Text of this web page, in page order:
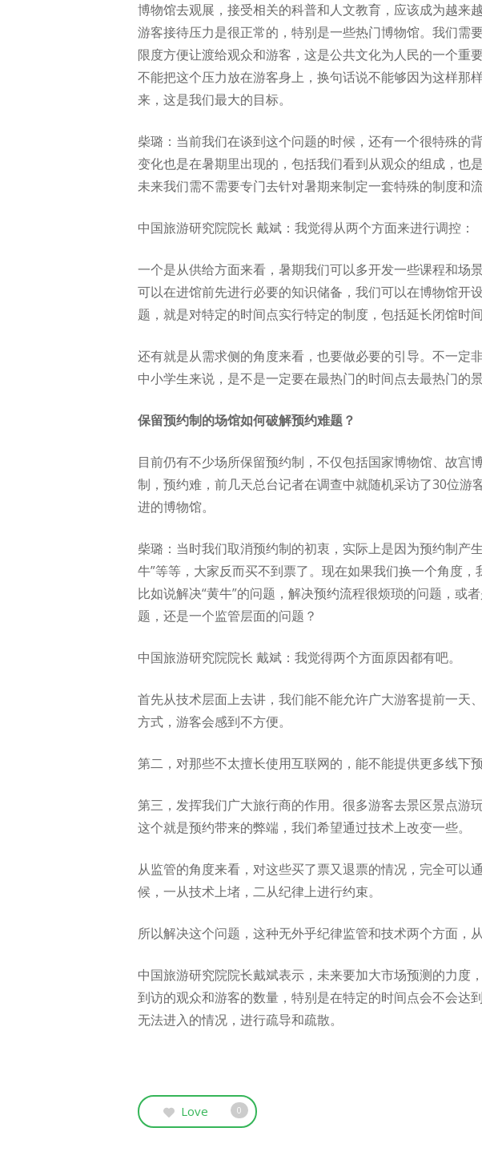
博物馆去观展，接受相关的科普和人文教育，应该成为越来
游客接待压力是很正常的，特别是一些热门博物馆。我们需
限度方便让渡给观众和游客，这是公共文化为人民的一个重
不能把这个压力放在游客身上，换句话说不能够因为这样那
来，这是我们最大的目标。
柴璐：当前我们在谈到这个问题的时候，还有一个很特殊的
变化也是在暑期里出现的，包括我们看到从观众的组成，也
未来我们需不需要专门去针对暑期来制定一套特殊的制度和
中国旅游研究院院长 戴斌：我觉得从两个方面来进行调控：
一个是从供给方面来看，暑期我们可以多开发一些课程和场
可以在进馆前先进行必要的知识储备，我们可以在博物馆开
题，就是对特定的时间点实行特定的制度，包括延长闭馆时间
还有就是从需求侧的角度来看，也要做必要的引导。不一定
中小学生来说，是不是一定要在最热门的时间点去最热门的
保留预约制的场馆如何破解预约难题？
目前仍有不少场所保留预约制，不仅包括国家博物馆、故
制，预约难，前几天总台记者在调查中就随机采访了30位游
进的博物馆。
柴璐：当时我们取消预约制的初衷，实际上是因为预约制产
牛”等等，大家反而买不到票了。现在如果我们换一个角度
比如说解决“黄牛”的问题，解决预约流程很烦琐的问题，或
题，还是一个监管层面的问题？
中国旅游研究院院长 戴斌：我觉得两个方面原因都有吧。
首先从技术层面上去讲，我们能不能允许广大游客提前一天
方式，游客会感到不方便。
第二，对那些不太擅长使用互联网的，能不能提供更多线下预
第三，发挥我们广大旅行商的作用。很多游客去景区景点游
这个就是预约带来的弊端，我们希望通过技术上改变一些。
从监管的角度来看，对这些买了票又退票的情况，完全可以
候，一从技术上堵，二从纪律上进行约束。
所以解决这个问题，这种无外乎纪律监管和技术两个方面，
中国旅游研究院院长戴斌表示，未来要加大市场预测的力
到访的观众和游客的数量，特别是在特定的时间点会不会达
无法进入的情况，进行疏导和疏散。
Love 0